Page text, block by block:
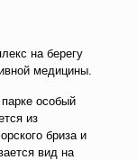
на берегу
медицины.
особый
из
бриза и
вид на